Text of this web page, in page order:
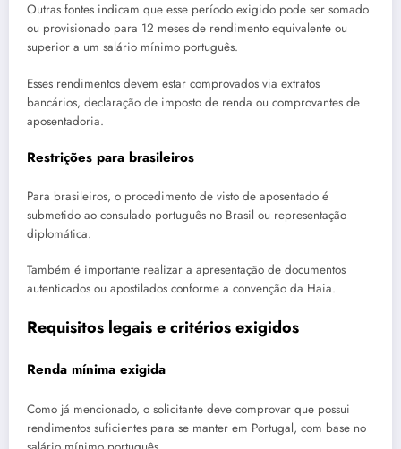
Outras fontes indicam que esse período exigido pode ser somado
ou provisionado para 12 meses de rendimento equivalente ou
superior a um salário mínimo português.
Esses rendimentos devem estar comprovados via extratos
bancários, declaração de imposto de renda ou comprovantes de
aposentadoria.
Restrições para brasileiros
Para brasileiros, o procedimento de visto de aposentado é
submetido ao consulado português no Brasil ou representação
diplomática.
Também é importante realizar a apresentação de documentos
autenticados ou apostilados conforme a convenção da Haia.
Requisitos legais e critérios exigidos
Renda mínima exigida
Como já mencionado, o solicitante deve comprovar que possui
rendimentos suficientes para se manter em Portugal, com base no